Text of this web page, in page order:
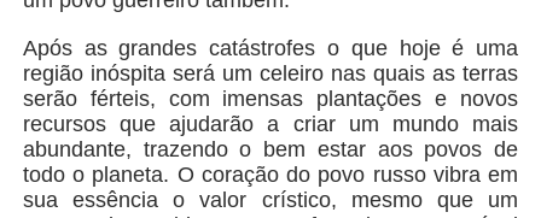
Após as grandes catástrofes o que hoje é uma
região inóspita será um celeiro nas quais as terras
serão férteis, com imensas plantações e novos
recursos que ajudarão a criar um mundo mais
abundante, trazendo o bem estar aos povos de
todo o planeta. O coração do povo russo vibra em
sua essência o valor crístico, mesmo que um